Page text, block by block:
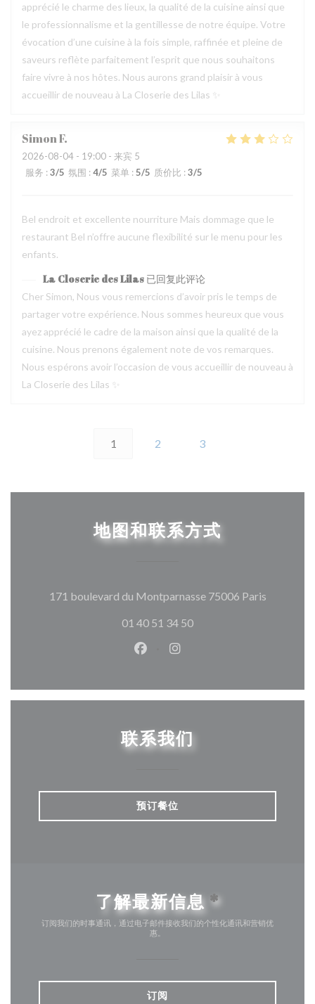
apprécié le charme des lieux, la qualité de la cuisine ainsi que
le professionnalisme et la gentillesse de notre équipe. Votre
évocation d’une cuisine à la fois simple, raffinée et pleine de
saveurs reflète parfaitement l’esprit que nous souhaitons
faire vivre à nos hôtes. Nous aurons grand plaisir à vous
accueillir de nouveau à La Closerie des Lilas ✨
SimonF
2026-08-04 - 19:00 - 来宾 5
服务 : 3/5 氛围 : 4/5 菜单 : 5/5 质价比 : 3/5
Bel endroit et excellente nourriture Mais dommage que le
restaurant Bel n’offre aucune flexibilité sur le menu pour les
enfants.
La Closerie des Lilas 已回复此评论
Cher Simon, Nous vous remercions d’avoir pris le temps de
partager votre expérience. Nous sommes heureux que vous
ayez apprécié le cadre de la maison ainsi que la qualité de la
cuisine. Nous prenons également note de vos remarques.
Nous espérons avoir l’occasion de vous accueillir de nouveau à
La Closerie des Lilas ✨
1 2 3
地图和联系方式
171 boulevard du Montparnasse 75006 Paris((在新窗
01 40 51 34 50
Facebook ((在新窗口中打开))
Instagram ((在新窗口中
联系我们
预订餐位
了解最新信息 *
订阅我们的时事通讯，通过电子邮件接收我们的个性化通讯和营销优
惠。
订阅